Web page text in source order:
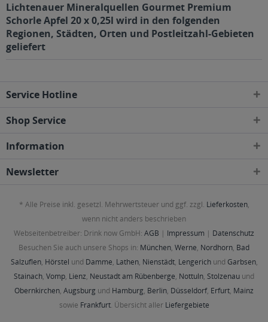
Lichtenauer Mineralquellen Gourmet Premium
Schorle Apfel 20 x 0,25l wird in den folgenden
Regionen, Städten, Orten und Postleitzahl-Gebieten
geliefert
Service Hotline
Shop Service
Information
Newsletter
* Alle Preise inkl. gesetzl. Mehrwertsteuer und ggf. zzgl. Lieferkosten,
wenn nicht anders beschrieben
Webseitenbetreiber: Drink now GmbH: AGB | Impressum | Datenschutz
Besuchen Sie auch unsere Shops in: München, Werne, Nordhorn, Bad
Salzuflen, Hörstel und Damme, Lathen, Nienstädt, Lengerichund Garbsen,
Stainach, Vomp, Lienz, Neustadt am Rübenberge, Nottuln, Stolzenau und
Obernkirchen, Augsburg und Hamburg, Berlin, Düsseldorf, Erfurt, Mainz
sowie Frankfurt. Übersicht aller Liefergebiete